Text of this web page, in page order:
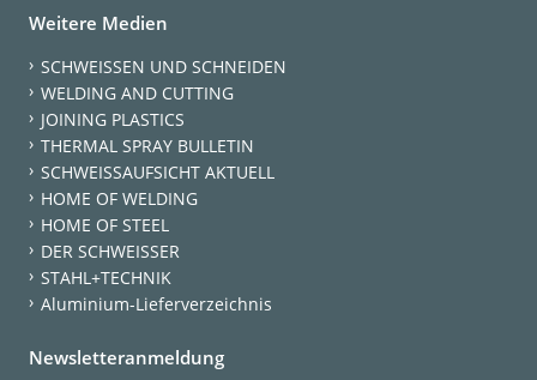
Weitere Medien
SCHWEISSEN UND SCHNEIDEN
WELDING AND CUTTING
JOINING PLASTICS
THERMAL SPRAY BULLETIN
SCHWEISSAUFSICHT AKTUELL
HOME OF WELDING
HOME OF STEEL
DER SCHWEISSER
STAHL+TECHNIK
Aluminium-Lieferverzeichnis
Newsletteranmeldung